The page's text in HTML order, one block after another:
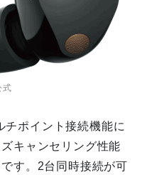
式
ポイント接続機能に
キャンセリング性能
す。2台同時接続が可